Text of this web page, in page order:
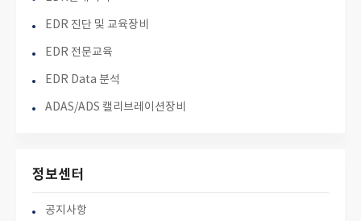
EDR 진단 및 교육장비
EDR 전문교육
EDR Data 분석
ADAS/ADS 캘리브레이션장비
정보센터
공지사항